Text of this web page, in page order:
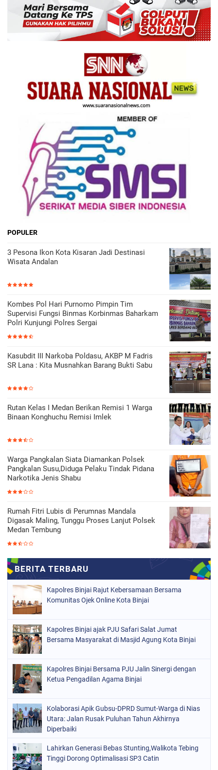
POPULER
3 Pesona Ikon Kota Kisaran Jadi Destinasi
Wisata Andalan
Kombes Pol Hari Purnomo Pimpin Tim
Supervisi Fungsi Binmas Korbinmas Baharkam
Polri Kunjungi Polres Sergai
Kasubdit III Narkoba Poldasu, AKBP M Fadris
SR Lana : Kita Musnahkan Barang Bukti Sabu
Rutan Kelas I Medan Berikan Remisi 1 Warga
Binaan Konghuchu Remisi Imlek
Warga Pangkalan Siata Diamankan Polsek
Pangkalan Susu,Diduga Pelaku Tindak Pidana
Narkotika Jenis Shabu
Rumah Fitri Lubis di Perumnas Mandala
Digasak Maling, Tunggu Proses Lanjut Polsek
Medan Tembung
Kapolres Binjai Rajut Kebersamaan Bersama
Komunitas Ojek Online Kota Binjai
Kapolres Binjai ajak PJU Safari Salat Jumat
Bersama Masyarakat di Masjid Agung Kota Binjai
Kapolres Binjai Bersama PJU Jalin Sinergi dengan
Ketua Pengadilan Agama Binjai
Kolaborasi Apik Gubsu-DPRD Sumut-Warga di Nias
Utara: Jalan Rusak Puluhan Tahun Akhirnya
Diperbaiki
Lahirkan Generasi Bebas Stunting,Walikota Tebing
Tinggi Dorong Optimalisasi SP3 Catin